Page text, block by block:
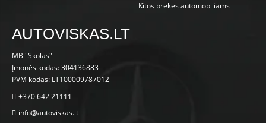
Kitos prekės automobiliams
AUTOVISKAS.LT
MB "Skolas"
Įmonės kodas: 304136883
PVM kodas: LT100009787012
+370 642 21111
info@autoviskas.lt